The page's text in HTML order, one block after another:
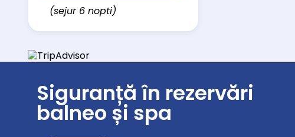
(sejur 6 nopti)
Siguranță în rezervări
balneo și spa